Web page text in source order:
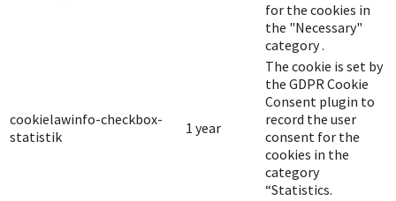
for the cookies in
the "Necessary"
category .
cookielawinfo-checkbox-
statistik
1 year
The cookie is set by
the GDPR Cookie
Consent plugin to
record the user
consent for the
cookies in the
category
“Statistics.